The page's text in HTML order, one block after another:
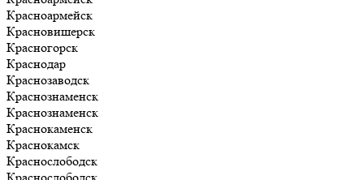
Красноармейск
Красновишерск
Красногорск
Краснодар
Краснозаводск
Краснознаменск
Краснознаменск
Краснокаменск
Краснокамск
Краснослободск